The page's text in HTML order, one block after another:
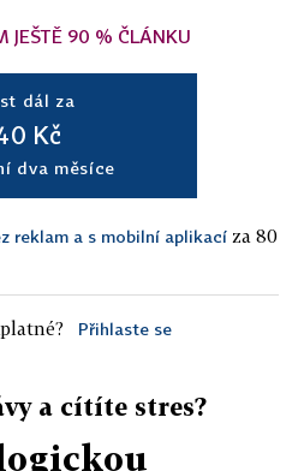
JEŠTĚ 90 % ČLÁNKU
dál za
Kč
dva měsíce
reklam a s mobilní aplikací za 80
Přihlaste se
a cítíte stres?